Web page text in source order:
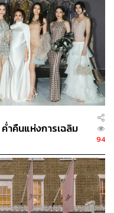
ค่ำคืนแห่งการเฉลิม
94